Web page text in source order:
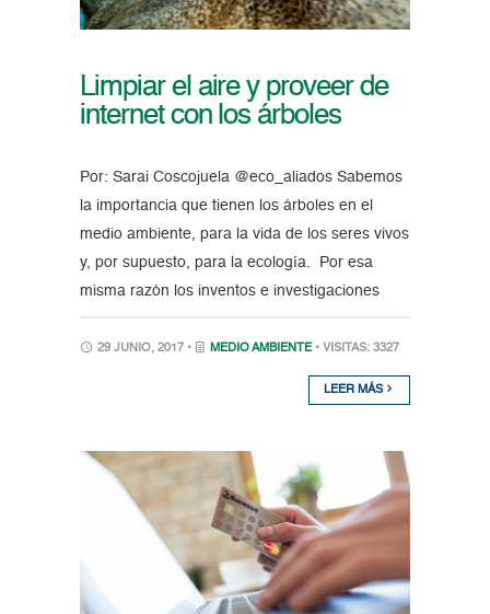
Limpiar el aire y proveer de
internet con los árboles
Por: Sarai Coscojuela @eco_aliados Sabemos
la importancia que tienen los árboles en el
medio ambiente, para la vida de los seres vivos
y, por supuesto, para la ecología. Por esa
misma razón los inventos e investigaciones
29 JUNIO, 2017 • MEDIO AMBIENTE • VISITAS: 3327
LEER MÁS